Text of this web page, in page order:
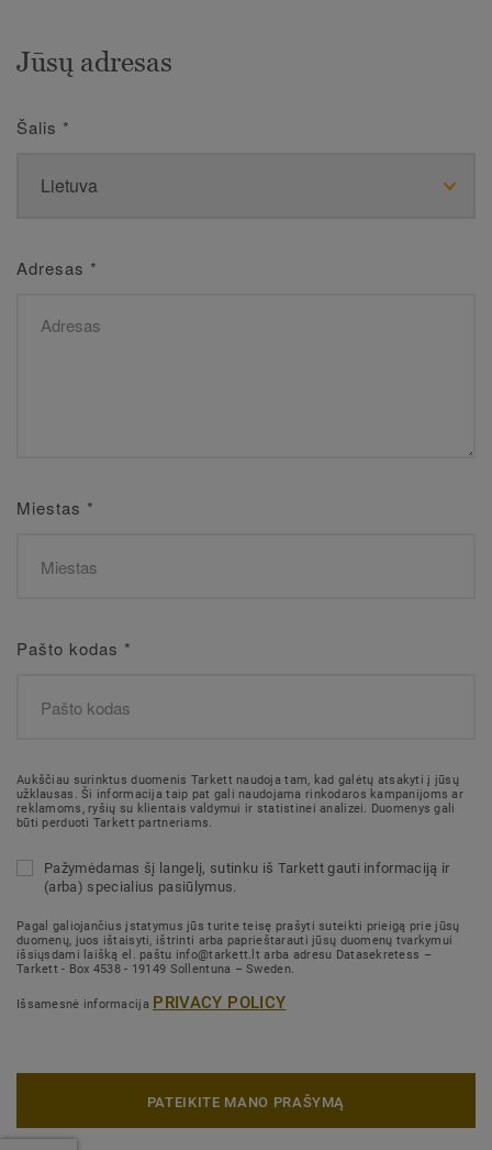
Jūsų adresas
Šalis *
Adresas *
Miestas *
Pašto kodas *
Aukščiau surinktus duomenis Tarkett naudoja tam, kad galėtų atsakyti į jūsų
užklausas. Ši informacija taip pat gali naudojama rinkodaros kampanijoms ar
reklamoms, ryšių su klientais valdymui ir statistinei analizei. Duomenys gali
būti perduoti Tarkett partneriams.
Pažymėdamas šį langelį, sutinku iš Tarkett gauti informaciją ir
(arba) specialius pasiūlymus.
Pagal galiojančius įstatymus jūs turite teisę prašyti suteikti prieigą prie jūsų
duomenų, juos ištaisyti, ištrinti arba paprieštarauti jūsų duomenų tvarkymui
išsiųsdami laišką el. paštu info@tarkett.lt arba adresu Datasekretess –
Tarkett - Box 4538 - 19149 Sollentuna – Sweden.
Išsamesnė informacija PRIVACY POLICY
PATEIKITE MANO PRAŠYMĄ